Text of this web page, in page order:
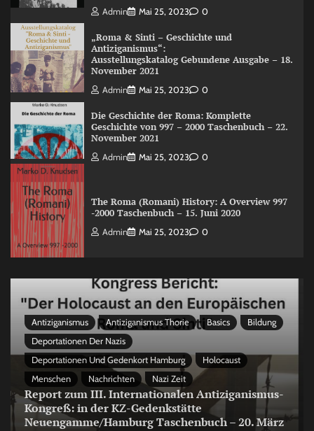
Admin Mai 25, 2023 0
„Roma & Sinti – Geschichte und
Antiziganismus“:
Ausstellungskatalog Gebundene Ausgabe – 18.
November 2021
Admin Mai 25, 2023 0
Die Geschichte der Roma: Komplette
Geschichte von 997 – 2000 Taschenbuch – 22.
November 2021
Admin Mai 25, 2023 0
The Roma (Romani) History: A Overview 997
-2000 Taschenbuch – 15. Juni 2020
Admin Mai 25, 2023 0
Antiziganismus Antiziganismus Thorie Basics
Bildung
Deportationen Der Nazis
Deportationen Und Gedenkort Hamburg
Holocaust
Menschen
Nachrichten Nazi Zeit
Report zum III. Internationalen Antiziganismus-
Kongreß: in der KZ-Gedenkstätte
Neuengamme/Hamburg Taschenbuch – 20. März